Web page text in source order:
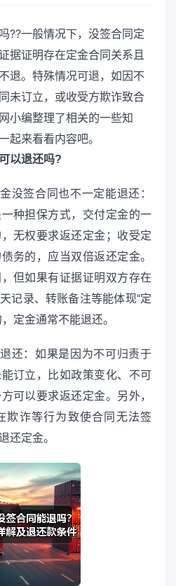
??一般情况下，没签合同定
据证明存在定金合同关系且
退。特殊情况可退，如因不
未订立，或收受方欺诈致合
小编整理了相关的一些知
起来看看内容吧。
以退还吗?
没签合同也不一定能退还：
种担保方式，交付定金的一
无权要求返还定金；收受定
务的，应当双倍返还定金。
但如果有证据证明双方存在
记录、转账备注等能体现“定
定金通常不能退还。
还：如果是因为不可归责于
订立，比如政策变化、不可
可以要求返还定金。另外，
欺诈等行为致使合同无法签
还定金。